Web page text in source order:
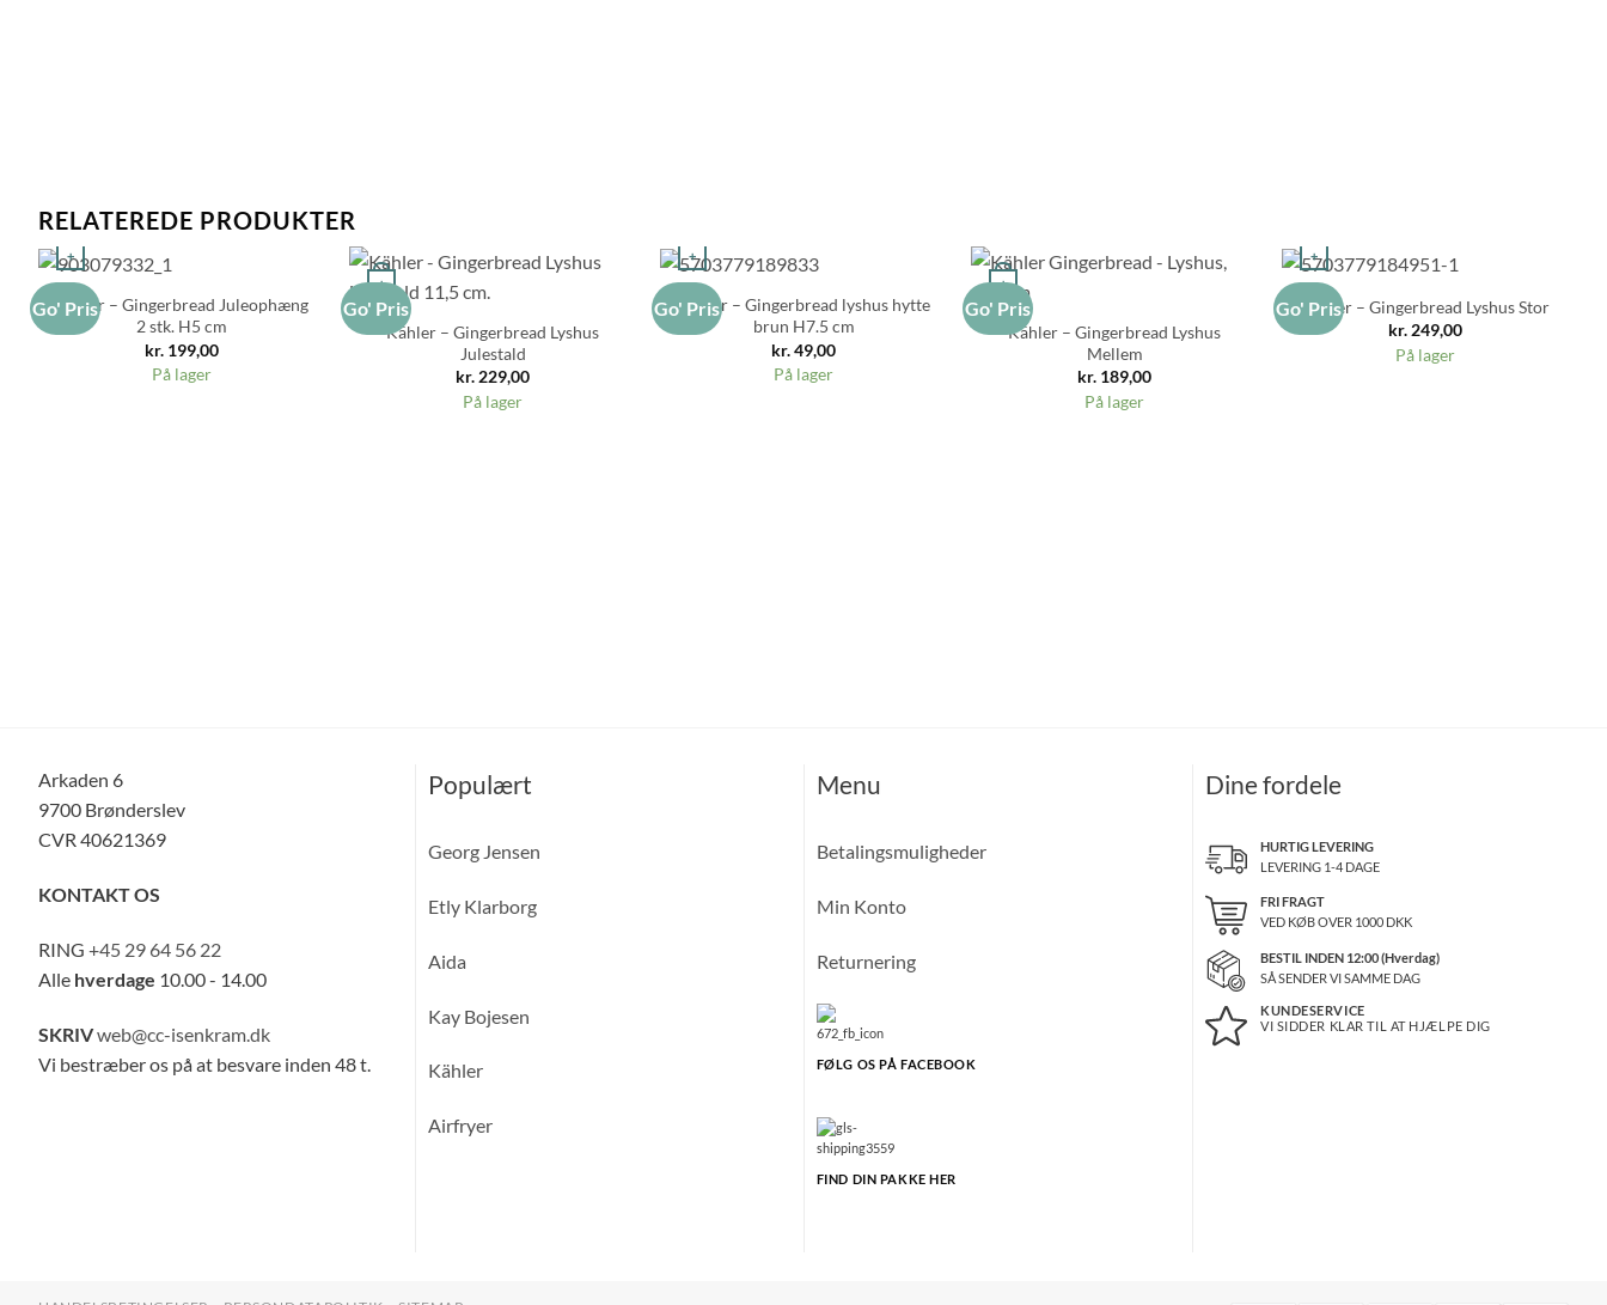
RELATEREDE PRODUKTER
Go' Pris
+
Kähler – Gingerbread Juleophæng
2 stk. H5 cm
kr. 199,00
På lager
Go' Pris
+
Kähler – Gingerbread Lyshus
Julestald
kr. 229,00
På lager
Go' Pris
+
Kähler – Gingerbread lyshus hytte
brun H7.5 cm
kr.49,00
På lager
Go' Pris
+
Kähler – Gingerbread Lyshus
Mellem
kr. 189,00
På lager
Go' Pris
+
Kähler – Gingerbread Lyshus Stor
kr. 249,00
På lager
Arkaden 6
9700 Brønderslev
CVR 40621369
KONTAKT OS
RING +45 29 64 56 22
Alle hverdage 10.00 - 14.00
SKRIVweb@cc-isenkram.dk
Vi bestræber os på at besvare inden 48 t.
Populært
Georg Jensen
Etly Klarborg
Aida
Kay Bojesen
Kähler
Airfryer
Menu
Betalingsmuligheder
Min Konto
Returnering
FØLG OS PÅ FACEBOOK
FIND DIN PAKKE HER
Dine fordele
HURTIG LEVERING
LEVERING 1-4 DAGE
FRI FRAGT
VED KØB OVER 1000DKK
BESTIL INDEN 12:00 (Hverdag)
SÅ SENDER VI SAMME DAG
KUNDESERVICE
VI SIDDER KLAR TIL AT HJÆLPE DIG